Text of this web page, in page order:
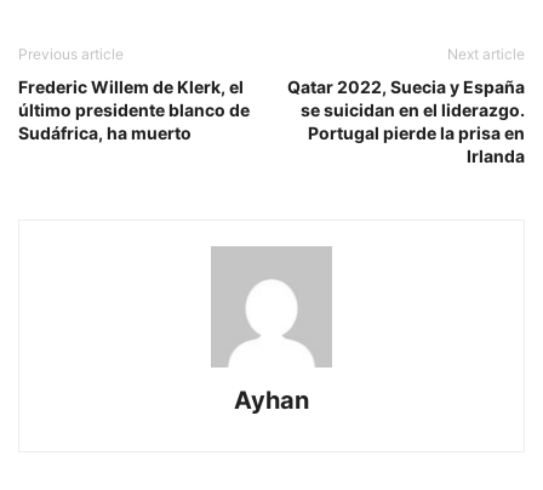
Previous article
Frederic Willem de Klerk, el
último presidente blanco de
Sudáfrica, ha muerto
Next article
Qatar 2022, Suecia y España
se suicidan en el liderazgo.
Portugal pierde la prisa en
Irlanda
Ayhan